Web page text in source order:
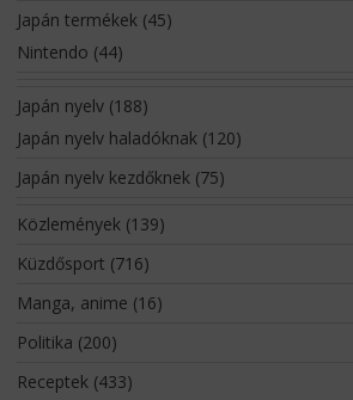
Japán termékek(45)
Nintendo (44)
Japán nyelv(188)
Japán nyelv haladóknak(120)
Japán nyelv kezdőknek(75)
Közlemények(139)
Küzdősport (716)
Manga, anime (16)
Politika (200)
Receptek(433)